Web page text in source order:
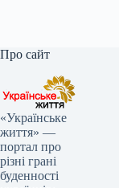
Про сайт
«Українське
життя» —
портал про
різні грані
буденності